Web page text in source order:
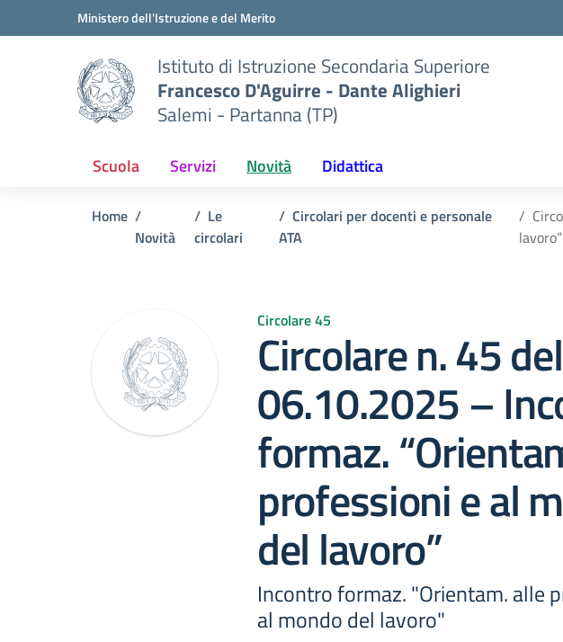
Vai ai contenuti
Vai al menu di navigazioneMinistero dell'Istruzione e del Merito
Istituto di Istruzione Secondaria Superiore
Francesco D'Aguirre - Dante Alighieri
Salemi - Partanna (TP)
Scuola Servizi Novità Didattica
Home
Novità
Le
circolari
Circolari per docenti e personale
ATA
lavoro”
Circolare 45
Circolare n. 45 del
06.10.2025 –
formaz.
professioni e al
del lavoro”
Incontro formaz. "Orientam. alle
al mondo del lavoro"